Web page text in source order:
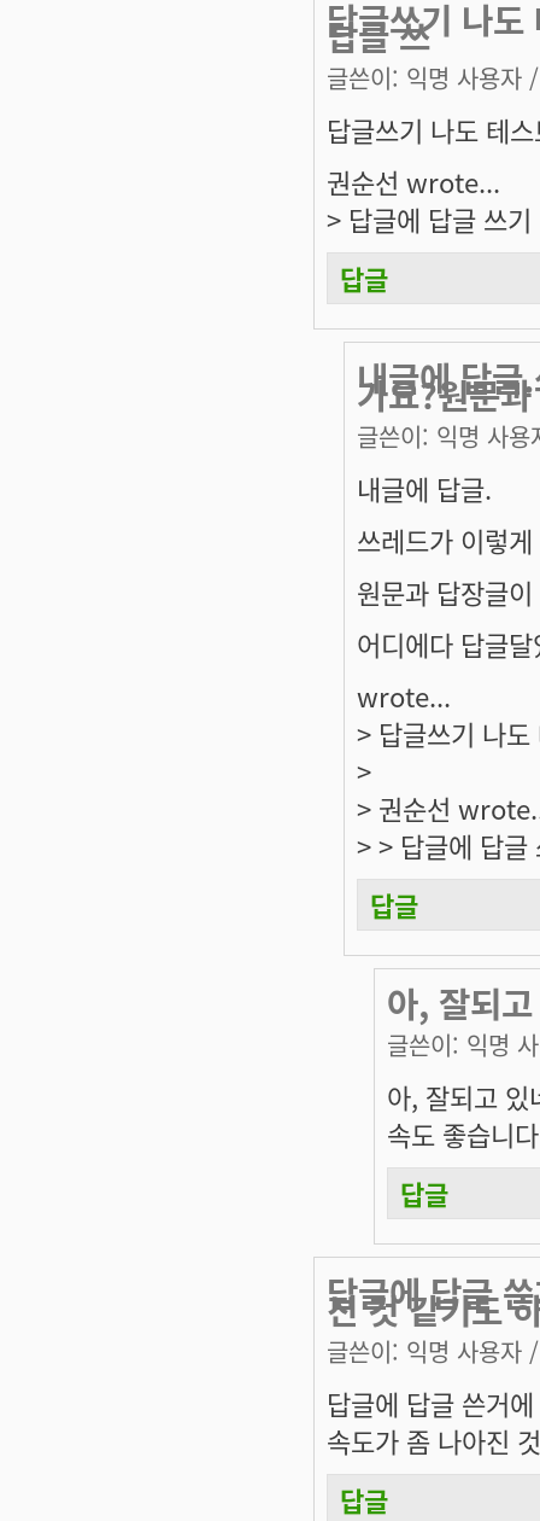
답글쓰기 나
답글 쓰
글쓴이: 익명 사용자
답글쓰기 나도 테
권순선 wrote...
> 답글에 답글 쓰
답글
내글에 답글
가요?원문
글쓴이: 익명 사용
내글에 답글.
쓰레드가 이렇
원문과 답장글
어디에다 답글
wrote...
> 답글쓰기 나도
>
> 권순선
> > 답글에 답글
답글
아, 잘되
글쓴이: 익명
아, 잘되고 있
속도 좋습니
답글
답글에 답글
진 것 같기도
글쓴이: 익명 사용자
답글에 답글 쓴거
속도가 좀 나아진
답글